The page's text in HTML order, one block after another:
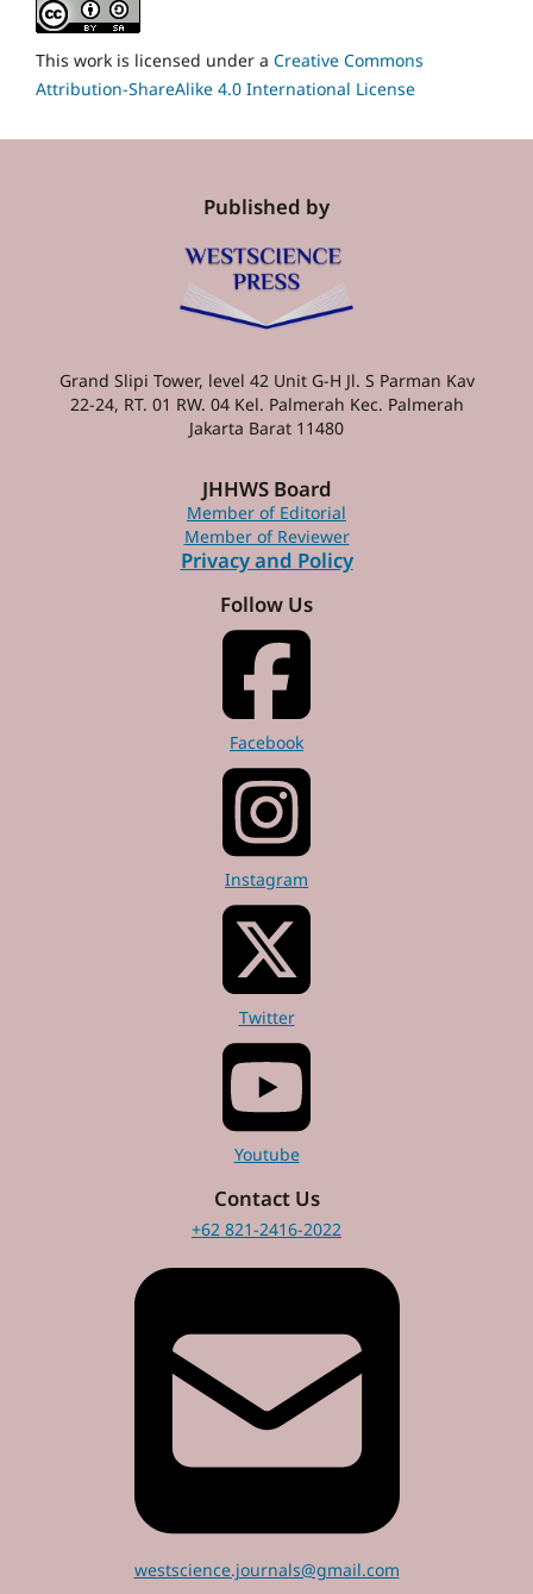
This work is licensed under a Creative Commons
Attribution-ShareAlike 4.0 International License
Published by
Grand Slipi Tower, level 42 Unit G-H Jl. S Parman Kav
22-24, RT. 01 RW. 04 Kel. Palmerah Kec. Palmerah
Jakarta Barat 11480
JHHWS Board
Member of Editorial
Member of Reviewer
Privacy and Policy
Follow Us
Facebook
Instagram
Twitter
Youtube
Contact Us
+62 821-2416-2022
westscience.journals@gmail.com